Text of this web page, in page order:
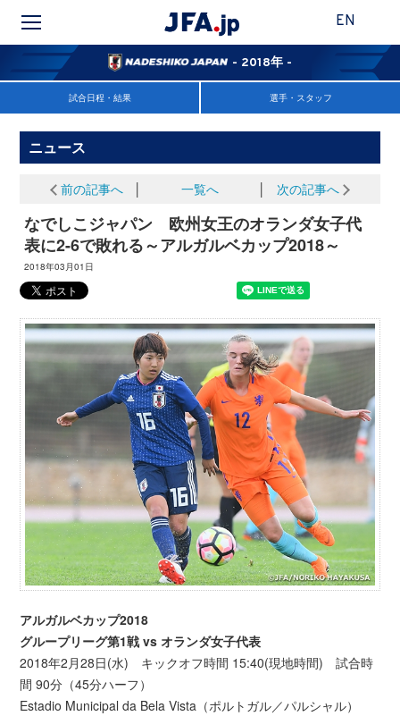
EN
- 2018年 -
試合日程・結果 選手・スタッフ
ニュース
前の記事へ 一覧へ 次の記事へ
なでしこジャパン 欧州女王のオランダ女子代
表に2-6で敗れる～アルガルベカップ2018～
2018年03月01日
アルガルベカップ2018
グループリーグ第1戦 vs オランダ女子代表
2018年2月28日(水) キックオフ時間 15:40(現地時間) 試合時
間 90分（45分ハーフ）
Estadio Municipal da Bela Vista（ポルトガル／パルシャル）